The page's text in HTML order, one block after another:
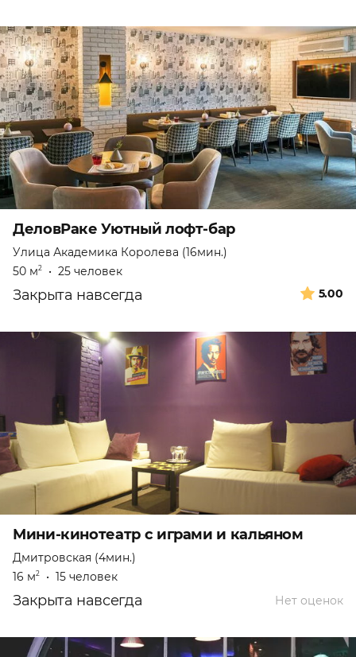
ДеловРаке Уютный лофт-бар
Улица Академика Королева (16мин.)
50 м2 • 25 человек
5.00
Закрыта навсегда
Мини-кинотеатр с играми и кальяном
Дмитровская (4мин.)
16 м2 • 15 человек
Нет оценок
Закрыта навсегда